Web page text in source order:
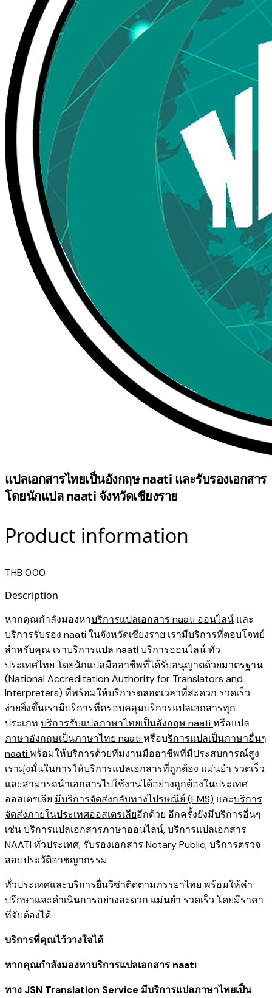
แปลเอกสารไทยเป็นอังกฤษ naati และรับรองเอกสาร
โดยนักแปล naati จังหวัดเชียงราย
Product information
THB 0.00
Description
หากคุณกำลังมองหาบริการแปลเอกสาร naati ออนไลน์ และ
บริการรับรอง naati ในจังหวัดเชียงราย เรามีบริการที่ตอบโจทย์
สำหรับคุณ เราบริการแปล naatiบริการออนไลน์ ทั่ว
ประเทศไทย โดยนักแปลมืออาชีพที่ได้รับอนุญาตด้วยมาตรฐาน
(National Accreditation Authority for Translators and
Interpreters) ที่พร้อมให้บริการตลอดเวลาที่สะดวก รวดเร็ว
ง่ายยิ่งขึ้นเรามีบริการที่ครอบคลุมบริการแปลเอกสารทุก
ประเภท บริการรับแปลภาษาไทยเป็นอังกฤษ naatiหรือแปล
ภาษาอังกฤษเป็นภาษาไทย naatiหรือบริการแปลเป็นภาษาอื่นๆ
naatiพร้อมให้บริการด้วยทีมงานมืออาชีพที่มีประสบการณ์สูง
เรามุ่งมั่นในการให้บริการแปลเอกสารที่ถูกต้อง แม่นยำ รวดเร็ว
และสามารถนำเอกสารไปใช้งานได้อย่างถูกต้องในประเทศ
ออสเตรเลีย มีบริการจัดส่งกลับทางไปรษณีย์ (EMS) และบริการ
จัดส่งภายในประเทศออสเตรเลียอีกด้วย อีกครั้งยังมีบริการอื่นๆ
เช่นบริการแปลเอกสารภาษาออนไลน์,บริการแปลเอกสาร
NAATI ​ทั่วประเทศ, รับรองเอกสาร Notary Public,บริการตรวจ
สอบประวัติอาชญากรรม​
ทั่วประเทศและบริการยื่นวีซ่าติดตามภรรยาไทย พร้อมให้คำ
ปรึกษาและดำเนินการอย่างสะดวก แม่นยำ รวดเร็ว โดยมีราคา
ที่จับต้องได้
บริการที่คุณไว้วางใจได้
หากคุณกำลังมองหาบริการแปลเอกสาร naati
ทาง JSN Translation Service มีบริการแปลภาษาไทยเป็น